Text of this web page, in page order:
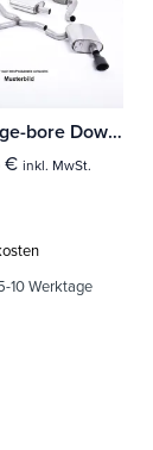
Milltek Large-bore Downpipe und De-cat Mercedes A-Class A35 AMG 2.0 Turbo (Nur für Limousine - OPF/GPF Modelle)
€ inkl. MwSt.
10 Werktage